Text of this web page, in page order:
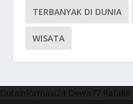
TERBANYAK DI DUNIA
WISATA
Dutainformasi24 Dewa77 Rafa88